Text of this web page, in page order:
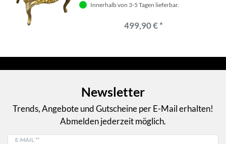
Innerhalb von 3-5 Tagen lieferbar.
499,90 € *
Newsletter
Trends, Angebote und Gutscheine per E-Mail erhalten!
Abmelden jederzeit möglich.
E-MAIL **